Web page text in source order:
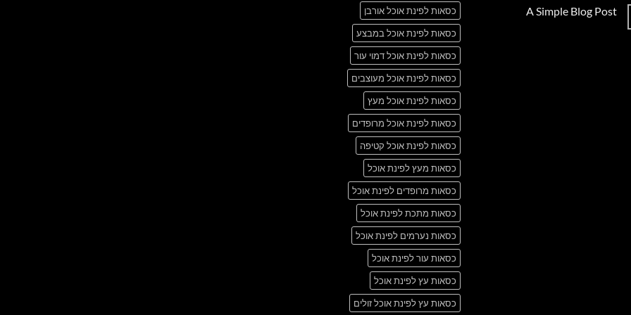
על
A Simple Blog Post
כסאות לפינת אוכל אורבן
כסאות לפינת אוכל במבצע
כסאות לפינת אוכל דמוי עור
כסאות לפינת אוכל מעוצבים
כסאות לפינת אוכל מעץ
כסאות לפינת אוכל מרופדים
כסאות לפינת אוכל קטיפה
כסאות מעץ לפינת אוכל
כסאות מרופדים לפינת אוכל
כסאות מתכת לפינת אוכל
כסאות נערמים לפינת אוכל
כסאות עור לפינת אוכל
כסאות עץ לפינת אוכל
כסאות עץ לפינת אוכל זולים